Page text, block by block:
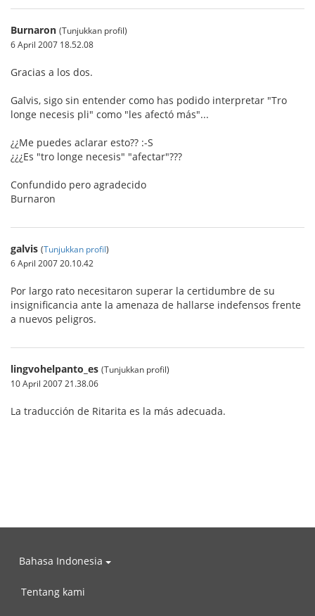
Burnaron (Tunjukkan profil)
6 April 2007 18.52.08
Gracias a los dos.
Galvis, sigo sin entender como has podido interpretar "Tro
longe necesis pli" como "les afectó más"...
¿¿Me puedes aclarar esto?? :-S
¿¿¿Es "tro longe necesis" "afectar"???
Confundido pero agradecido
Burnaron
galvis (Tunjukkan profil)
6 April 2007 20.10.42
Por largo rato necesitaron superar la certidumbre de su
insignificancia ante la amenaza de hallarse indefensos frente
a nuevos peligros.
lingvohelpanto_es (Tunjukkan profil)
10 April 2007 21.38.06
La traducción de Ritarita es la más adecuada.
Bahasa Indonesia
Tentang kami